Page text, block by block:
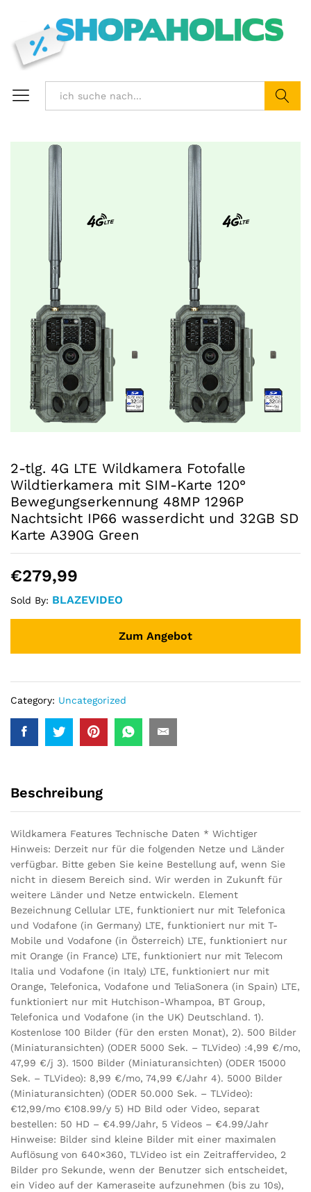
2-tlg. 4G LTE Wildkamera Fotofalle
Wildtierkamera mit SIM-Karte 120°
Bewegungserkennung 48MP 1296P
Nachtsicht IP66 wasserdicht und 32GB SD
Karte A390G Green
€279,99
Sold By: BLAZEVIDEO
Zum Angebot
Category: Uncategorized
Beschreibung
Wildkamera Features Technische Daten * Wichtiger
Hinweis: Derzeit nur für die folgenden Netze und Länder
verfügbar. Bitte geben Sie keine Bestellung auf, wenn Sie
nicht in diesem Bereich sind. Wir werden in Zukunft für
weitere Länder und Netze entwickeln. Element
Bezeichnung Cellular LTE, funktioniert nur mit Telefonica
und Vodafone (in Germany) LTE, funktioniert nur mit T-
Mobile und Vodafone (in Österreich) LTE, funktioniert nur
mit Orange (in France) LTE, funktioniert nur mit Telecom
Italia und Vodafone (in Italy) LTE, funktioniert nur mit
Orange, Telefonica, Vodafone und TeliaSonera (in Spain) LTE,
funktioniert nur mit Hutchison-Whampoa, BT Group,
Telefonica und Vodafone (in the UK) Deutschland. 1).
Kostenlose 100 Bilder (für den ersten Monat), 2). 500 Bilder
(Miniaturansichten) (ODER 5000 Sek. – TLVideo) :4,99 €/mo,
47,99 €/j 3). 1500 Bilder (Miniaturansichten) (ODER 15000
Sek. – TLVideo): 8,99 €/mo, 74,99 €/Jahr 4). 5000 Bilder
(Miniaturansichten) (ODER 50.000 Sek. – TLVideo):
€12,99/mo €108.99/y 5) HD Bild oder Video, separat
bestellen: 50 HD – €4.99/Jahr, 5 Videos – €4.99/Jahr
Hinweise: Bilder sind kleine Bilder mit einer maximalen
Auflösung von 640×360, TLVideo ist ein Zeitraffervideo, 2
Bilder pro Sekunde, wenn der Benutzer sich entscheidet,
ein Video auf der Kameraseite aufzunehmen (bis zu 10s),